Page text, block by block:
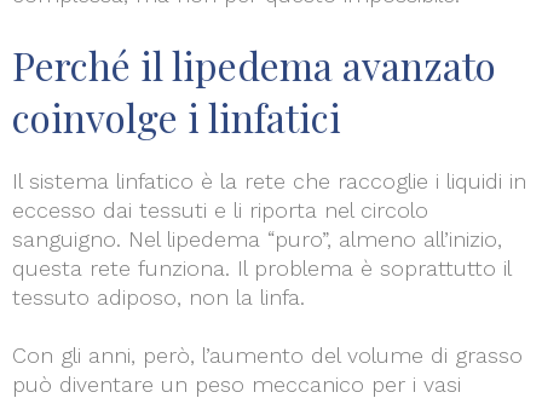
Perché il lipedema avanzato
coinvolge i linfatici
Il sistema linfatico è la rete che raccoglie i liquidi in
eccesso dai tessuti e li riporta nel circolo
sanguigno. Nel lipedema “puro”, almeno all’inizio,
questa rete funziona. Il problema è soprattutto il
tessuto adiposo, non la linfa.
Con gli anni, però, l’aumento del volume di grasso
può diventare un peso meccanico per i vasi